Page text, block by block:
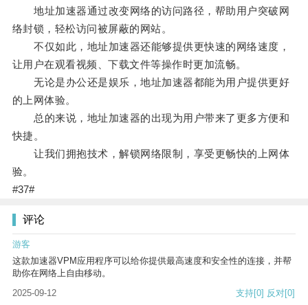
地址加速器通过改变网络的访问路径，帮助用户突破网
络封锁，轻松访问被屏蔽的网站。
不仅如此，地址加速器还能够提供更快速的网络速度，
让用户在观看视频、下载文件等操作时更加流畅。
无论是办公还是娱乐，地址加速器都能为用户提供更好
的上网体验。
总的来说，地址加速器的出现为用户带来了更多方便和
快捷。
让我们拥抱技术，解锁网络限制，享受更畅快的上网体
验。
#37#
评论
游客
这款加速器VPM应用程序可以给你提供最高速度和安全性的连接，并帮
助你在网络上自由移动。
2025-09-12
支持[0] 反对[0]